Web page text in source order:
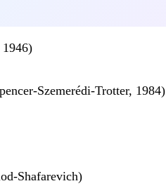
Szemerédi-Trotter, 1984)
Shafarevich)